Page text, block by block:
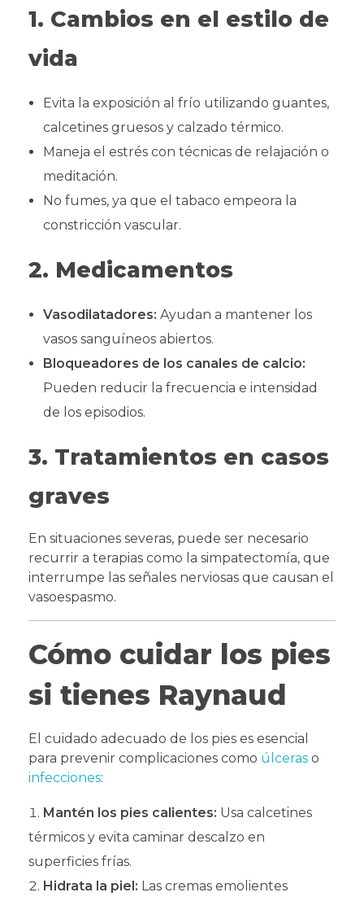
1. Cambios en el estilo de
vida
Evita la exposición al frío utilizando guantes,
calcetines gruesos y calzado térmico.
Maneja el estrés con técnicas de relajación o
meditación.
No fumes, ya que el tabaco empeora la
constricción vascular.
2. Medicamentos
Vasodilatadores: Ayudan a mantener los
vasos sanguíneos abiertos.
Bloqueadores de los canales de calcio:
Pueden reducir la frecuencia e intensidad
de los episodios.
3. Tratamientos en casos
graves
En situaciones severas, puede ser necesario
recurrir a terapias como la simpatectomía, que
interrumpe las señales nerviosas que causan el
vasoespasmo.
Cómo cuidar los pies
si tienes Raynaud
El cuidado adecuado de los pies es esencial
para prevenir complicaciones como úlceras o
infecciones:
Mantén los pies calientes: Usa calcetines
térmicos y evita caminar descalzo en
superficies frías.
Hidrata la piel: Las cremas emolientes